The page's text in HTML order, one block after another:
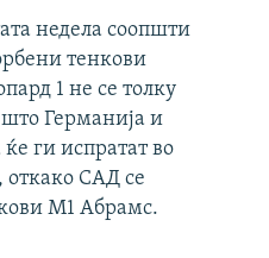
недела соопшти
тенкови
1 не се толку
Германија и
ќе ги испратат во
САД се
М1 Абрамс.